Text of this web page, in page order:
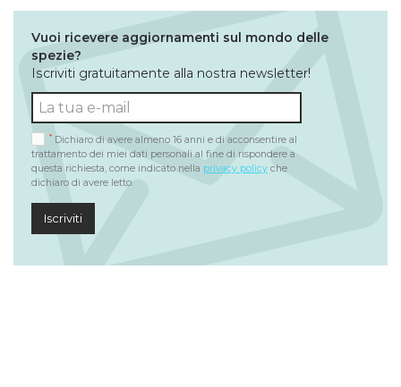
Vuoi ricevere aggiornamenti sul mondo delle
spezie?
Iscriviti gratuitamente alla nostra newsletter!
* Dichiaro di avere almeno 16 anni e di acconsentire al
trattamento dei miei dati personali al fine di rispondere a
questa richiesta, come indicato nella privacy policy che
dichiaro di avere letto.
Iscriviti